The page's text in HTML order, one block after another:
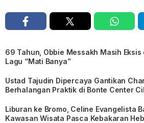
69 Tahun, Obbie Messakh Masih Eksis
Lagu “Mati Banya”
Ustad Tajudin Dipercaya Gantikan
Berhalangan Praktik di Bonte Center
Liburan ke Bromo, Celine Evangelista
Kawasan Wisata Pasca Kebakaran